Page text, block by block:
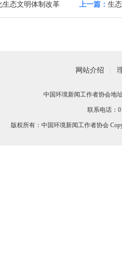
生态文明体制改革 上一篇： 生
网站介绍
中国环境新闻工作者协会地
联系电话：
版权所有：中国环境新闻工作者协会